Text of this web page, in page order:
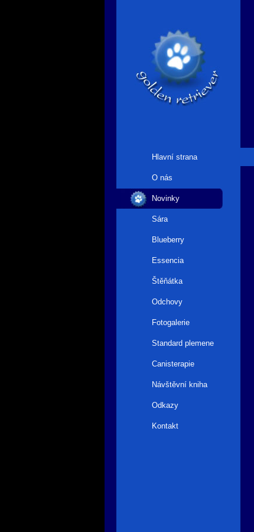
Hlavní strana
O nás
Novinky
Sára
Blueberry
Essencia
Štěňátka
Odchovy
Fotogalerie
Standard plemene
Canisterapie
Návštěvní kniha
Odkazy
Kontakt